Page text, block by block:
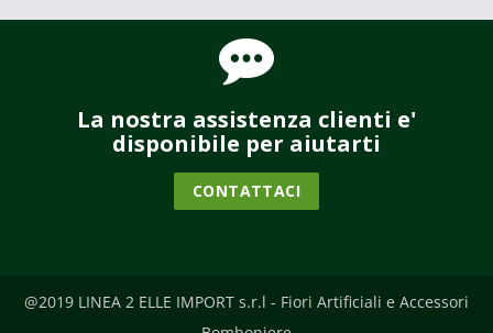
La nostra assistenza clienti e'
disponibile per aiutarti
CONTATTACI
@2019 LINEA 2 ELLE IMPORT s.r.l - Fiori Artificiali e Accessori